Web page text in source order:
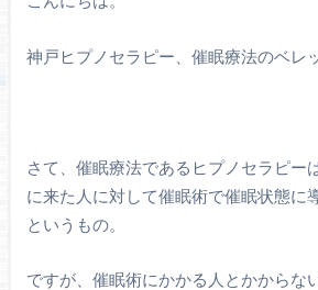
神戸ヒプノセラピー、催眠療法のベレ
さて、催眠療法であるヒプノセラピー
に来た人に対して催眠術で催眠状態に
というもの。
ですが、催眠術にかかる人とかからな